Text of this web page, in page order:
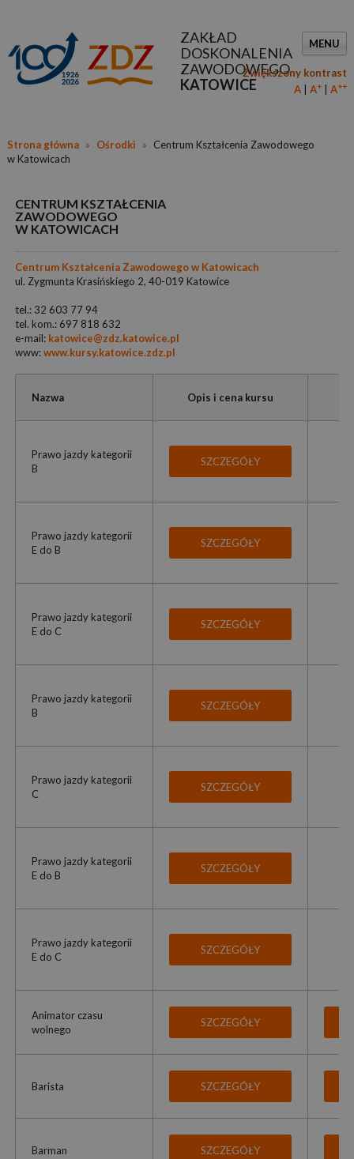
ZAKŁAD
DOSKONALENIA
ZAWODOWEGO
KATOWICE
MENU
Zwiększony kontrast
A
A+ A++
Strona główna » Ośrodki »
Centrum Kształcenia Zawodowego
w Katowicach
CENTRUM KSZTAŁCENIA
ZAWODOWEGO
W KATOWICACH
Centrum Kształcenia Zawodowego w Katowicach
ul. Zygmunta Krasińskiego 2, 40-019 Katowice
tel.: 32 603 77 94
tel. kom.: 697 818 632
e-mail: katowice@zdz.katowice.pl
www:www.kursy.katowice.zdz.pl
Nazwa Opis i cena kursu
Prawo jazdy kategorii
B
SZCZEGÓŁY
Prawo jazdy kategorii
E do B
SZCZEGÓŁY
Prawo jazdy kategorii
E do C
SZCZEGÓŁY
Prawo jazdy kategorii
B
SZCZEGÓŁY
Prawo jazdy kategorii
C
SZCZEGÓŁY
Prawo jazdy kategorii
E do B
SZCZEGÓŁY
Prawo jazdy kategorii
E do C
SZCZEGÓŁY
Animator czasu
wolnego
SZCZEGÓŁY
Barista SZCZEGÓŁY
Barman SZCZEGÓŁY